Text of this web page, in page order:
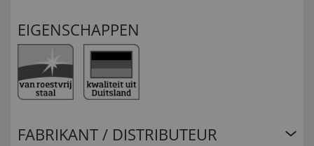
EIGENSCHAPPEN
FABRIKANT / DISTRIBUTEUR